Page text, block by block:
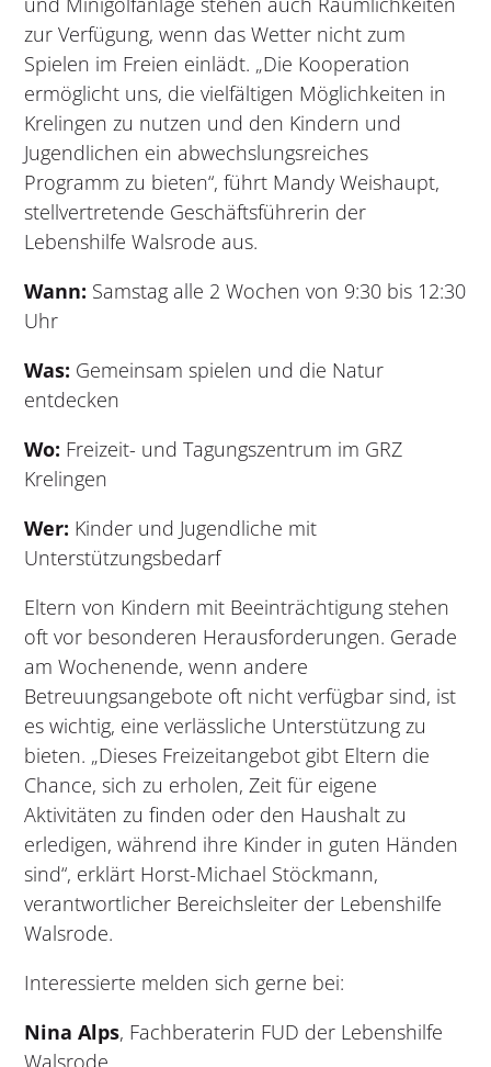
zur Verfügung, wenn das Wetter nicht zum
Spielen im Freien einlädt. „Die Kooperation
ermöglicht uns, die vielfältigen Möglichkeiten in
Krelingen zu nutzen und den Kindern und
Jugendlichen ein abwechslungsreiches
Programm zu bieten“, führt Mandy Weishaupt,
stellvertretende Geschäftsführerin der
Lebenshilfe Walsrode aus.
Wann: Samstag alle 2 Wochen von 9:30 bis 12:30
Uhr
Was: Gemeinsam spielen und die Natur
entdecken
Wo: Freizeit- und Tagungszentrum im GRZ
Krelingen
Wer: Kinder und Jugendliche mit
Unterstützungsbedarf
Eltern von Kindern mit Beeinträchtigung stehen
oft vor besonderen Herausforderungen. Gerade
am Wochenende, wenn andere
Betreuungsangebote oft nicht verfügbar sind, ist
es wichtig, eine verlässliche Unterstützung zu
bieten. „Dieses Freizeitangebot gibt Eltern die
Chance, sich zu erholen, Zeit für eigene
Aktivitäten zu finden oder den Haushalt zu
erledigen, während ihre Kinder in guten Händen
sind“, erklärt Horst-Michael Stöckmann,
verantwortlicher Bereichsleiter der Lebenshilfe
Walsrode.
Interessierte melden sich gerne bei:
Nina Alps, Fachberaterin FUD der Lebenshilfe
Walsrode